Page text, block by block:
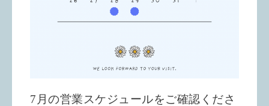
7月の営業スケジュールをご確認くださ